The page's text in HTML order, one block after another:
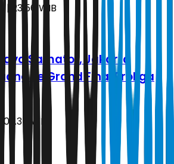
| 23.56 WIB
Samator, Jakarta
ke Grand Final Proliga
WIB